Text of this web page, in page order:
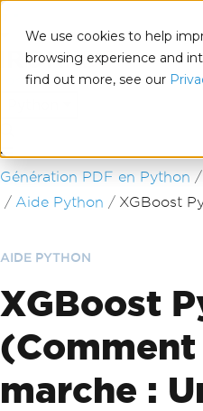
We use cookies to help
browsing experience and
find out more, see our
Passer au contenu du pied
Génération PDF en Python
Aide Python
XGBoost
AIDE PYTHON
XGBoost
(Comment
marche :